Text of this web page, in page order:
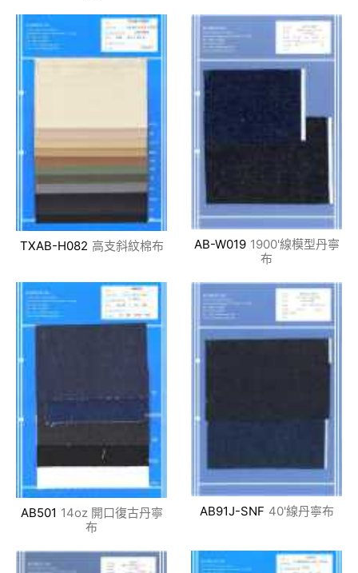
TXAB-H082 高支斜紋棉布 AB-W019 1900'線模型丹寧
布
AB501 14oz 開口復古丹寧
布
AB91J-SNF 40'線丹寧布